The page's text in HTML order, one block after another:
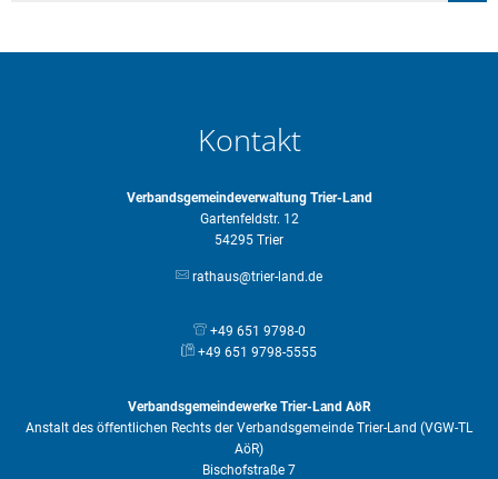
Kontakt
Verbandsgemeindeverwaltung Trier-Land
Gartenfeldstr. 12
54295 Trier
rathaus@trier-land.de
+49 651 9798-0
+49 651 9798-5555
Verbandsgemeindewerke Trier-Land AöR
Anstalt des öffentlichen Rechts der Verbandsgemeinde Trier-Land (VGW-TL
AöR)
Bischofstraße 7